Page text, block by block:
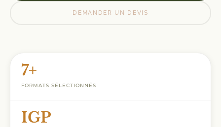
DEMANDER UN DEVIS
7+
FORMATS SÉLECTIONNÉS
IGP